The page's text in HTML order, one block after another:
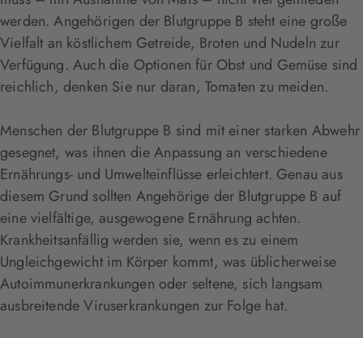
werden. Angehörigen der Blutgruppe B steht eine große
Vielfalt an köstlichem Getreide, Broten und Nudeln zur
Verfügung. Auch die Optionen für Obst und Gemüse sind
reichlich, denken Sie nur daran, Tomaten zu meiden.
Menschen der Blutgruppe B sind mit einer starken Abwehr
gesegnet, was ihnen die Anpassung an verschiedene
Ernährungs- und Umwelteinflüsse erleichtert. Genau aus
diesem Grund sollten Angehörige der Blutgruppe B auf
eine vielfältige, ausgewogene Ernährung achten.
Krankheitsanfällig werden sie, wenn es zu einem
Ungleichgewicht im Körper kommt, was üblicherweise
Autoimmunerkrankungen oder seltene, sich langsam
ausbreitende Viruserkrankungen zur Folge hat.